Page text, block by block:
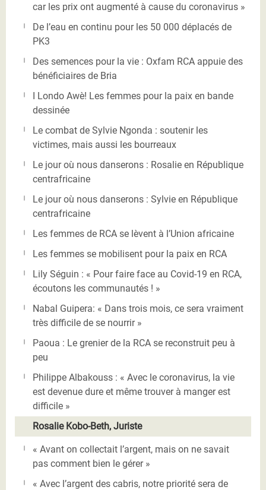
car les prix ont augmenté à cause du coronavirus »
De l’eau en continu pour les 50 000 déplacés de
PK3
Des semences pour la vie : Oxfam RCA appuie des
bénéficiaires de Bria
I Londo Awè! Les femmes pour la paix en bande
dessinée
Le combat de Sylvie Ngonda : soutenir les
victimes, mais aussi les bourreaux
Le jour où nous danserons : Rosalie en République
centrafricaine
Le jour où nous danserons : Sylvie en République
centrafricaine
Les femmes de RCA se lèvent à l’Union africaine
Les femmes se mobilisent pour la paix en RCA
Lily Séguin : « Pour faire face au Covid-19 en RCA,
écoutons les communautés ! »
Nabal Guipera: « Dans trois mois, ce sera vraiment
très difficile de se nourrir »
Paoua : Le grenier de la RCA se reconstruit peu à
peu
Philippe Albakouss : « Avec le coronavirus, la vie
est devenue dure et même trouver à manger est
difficile »
Rosalie Kobo-Beth, Juriste
« Avant on collectait l’argent, mais on ne savait
pas comment bien le gérer »
« Avec l’argent des cabris, notre priorité sera de